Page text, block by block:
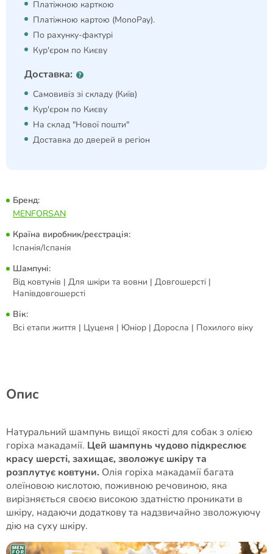
Платіжною карткою
Платіжною картою (MonoPay).
По рахунку-фактурі
Кур'єром по Києву
Доставка:
Самовивіз зі складу (Київ)
Кур'єром по Києву
На склад "Нової пошти"
Доставка до дверей в регіон
Бренд:
MENFORSAN
Країна виробник/реєстрація:
Іспанія/Іспанія
Шампуні:
Від ковтунів | Для шкіри та вовни | Довгошерсті |
Напівдовгошерсті
Вік:
Всі етапи життя | Цуценя | Юніор | Доросла | Похилого віку
Опис
Натуральний шампунь вищої якості для собак з олією
горіха макадамії. Цей шампунь чудово підкреслює
красу шерсті, захищає, зволожує шкіру та
розплутує ковтуни. Олія горіха макадамії багата
олеїновою кислотою, поживною речовиною, яка
вирізняється своєю високою здатністю проникати в
шкіру, надаючи додаткову та надзвичайно зволожуючу
дію на суху шкіру.